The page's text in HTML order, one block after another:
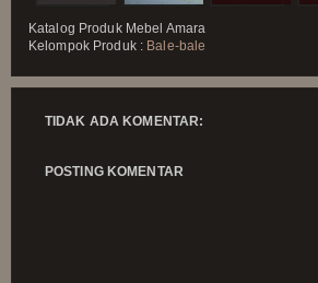
Katalog Produk Mebel Amara
Kelompok Produk : Bale-bale
TIDAK ADA KOMENTAR:
POSTING KOMENTAR